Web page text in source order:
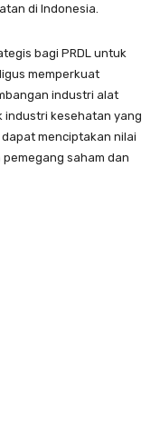
di Indonesia.
bagi PRDL untuk
memperkuat
industri alat
industri kesehatan yang
menciptakan nilai
saham dan